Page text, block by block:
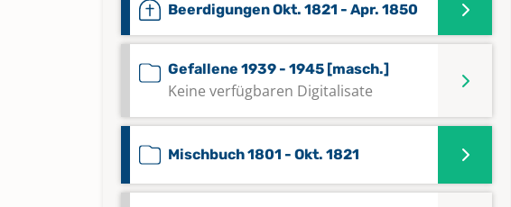
Beerdigungen Okt. 1821 - Apr. 1850
Gefallene 1939 - 1945 [masch.]
Keine verfügbaren Digitalisate
Mischbuch 1801 - Okt. 1821